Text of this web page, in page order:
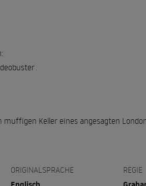
Keller eines angesagten
ORIGINALSPRACHE REGIE